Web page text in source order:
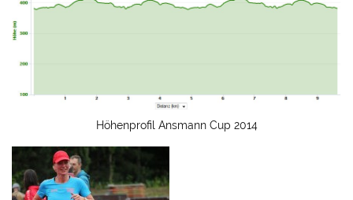
Höhenprofil Ansmann Cup 2014